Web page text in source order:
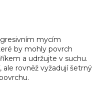
mycím
by mohly povrch
a udržujte v suchu.
ale rovněž vyžadují šetrný